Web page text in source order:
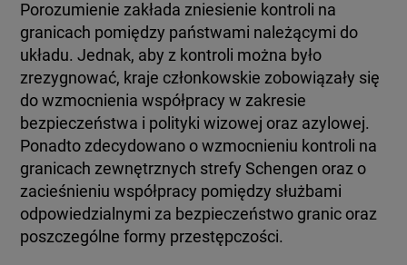
KUJAWSKO-POMORSKIE
LUBLIN
LUBUSKIE
OLSZTYN
OPOLE
TOTERAZ
OPINIE
ATAK ROSJI NA UKRAINĘ
SZKŁO KONTAKTOWE
CIEKAWOSTKI
Porozumienie zakłada zniesienie kontroli na
granicach pomiędzy państwami należącymi do
układu. Jednak, aby z kontroli można było
zrezygnować, kraje członkowskie zobowiązały się
do wzmocnienia współpracy w zakresie
bezpieczeństwa i polityki wizowej oraz azylowej.
Ponadto zdecydowano o wzmocnieniu kontroli na
granicach zewnętrznych strefy Schengen oraz o
zacieśnieniu współpracy pomiędzy służbami
odpowiedzialnymi za bezpieczeństwo granic oraz
poszczególne formy przestępczości.